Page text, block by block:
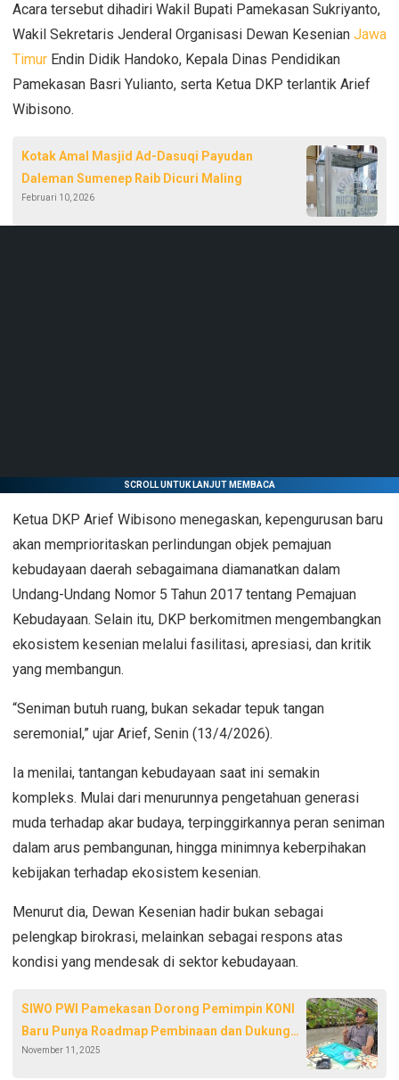
Acara tersebut dihadiri Wakil Bupati Pamekasan Sukriyanto,
Wakil Sekretaris Jenderal Organisasi Dewan Kesenian Jawa
Timur Endin Didik Handoko, Kepala Dinas Pendidikan
Pamekasan Basri Yulianto, serta Ketua DKP terlantik Arief
Wibisono.
Kotak Amal Masjid Ad-Dasuqi Payudan
Daleman Sumenep Raib Dicuri Maling
Februari 10, 2026
SCROLL UNTUK LANJUT MEMBACA
Ketua DKP Arief Wibisono menegaskan, kepengurusan baru
akan memprioritaskan perlindungan objek pemajuan
kebudayaan daerah sebagaimana diamanatkan dalam
Undang-Undang Nomor 5 Tahun 2017 tentang Pemajuan
Kebudayaan. Selain itu, DKP berkomitmen mengembangkan
ekosistem kesenian melalui fasilitasi, apresiasi, dan kritik
yang membangun.
“Seniman butuh ruang, bukan sekadar tepuk tangan
seremonial,” ujar Arief, Senin (13/4/2026).
Ia menilai, tantangan kebudayaan saat ini semakin
kompleks. Mulai dari menurunnya pengetahuan generasi
muda terhadap akar budaya, terpinggirkannya peran seniman
dalam arus pembangunan, hingga minimnya keberpihakan
kebijakan terhadap ekosistem kesenian.
Menurut dia, Dewan Kesenian hadir bukan sebagai
pelengkap birokrasi, melainkan sebagai respons atas
kondisi yang mendesak di sektor kebudayaan.
SIWO PWI Pamekasan Dorong Pemimpin KONI
Baru Punya Roadmap Pembinaan dan Dukung
Sport Tourism
November 11, 2025